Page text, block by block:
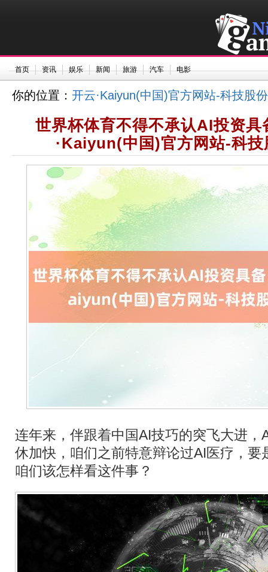
首页 资讯 娱乐 新闻 旅游 汽车 电影
你的位置： 开云·Kaiyun(中国)官方网站-科技股
世界杯体育不得不承认AI投资具
·Kaiyun(中国)官方网站-科技
连年来，伴跟着中国AI技巧的突飞大进，
休加快，咱们之前特意辩论过AI医疗，要
咱们该怎样看这件事？